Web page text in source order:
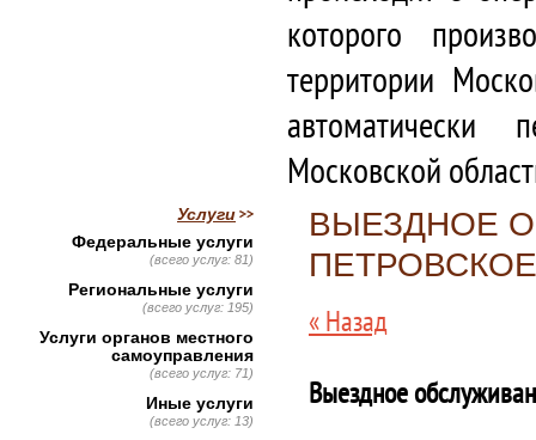
которого
территории
автоматически
Московской
ВЫЕЗДНОЕ
ПЕТРОВСКОЕ
« Назад
Выездное
Услуги
Федеральные услуги
(всего услуг: 81)
Региональные услуги
(всего услуг: 195)
Услуги органов местного
самоуправления
(всего услуг: 71)
Иные услуги
(всего услуг: 13)